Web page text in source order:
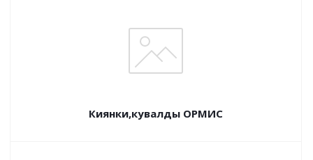
Киянки,кувалды ОРМИС